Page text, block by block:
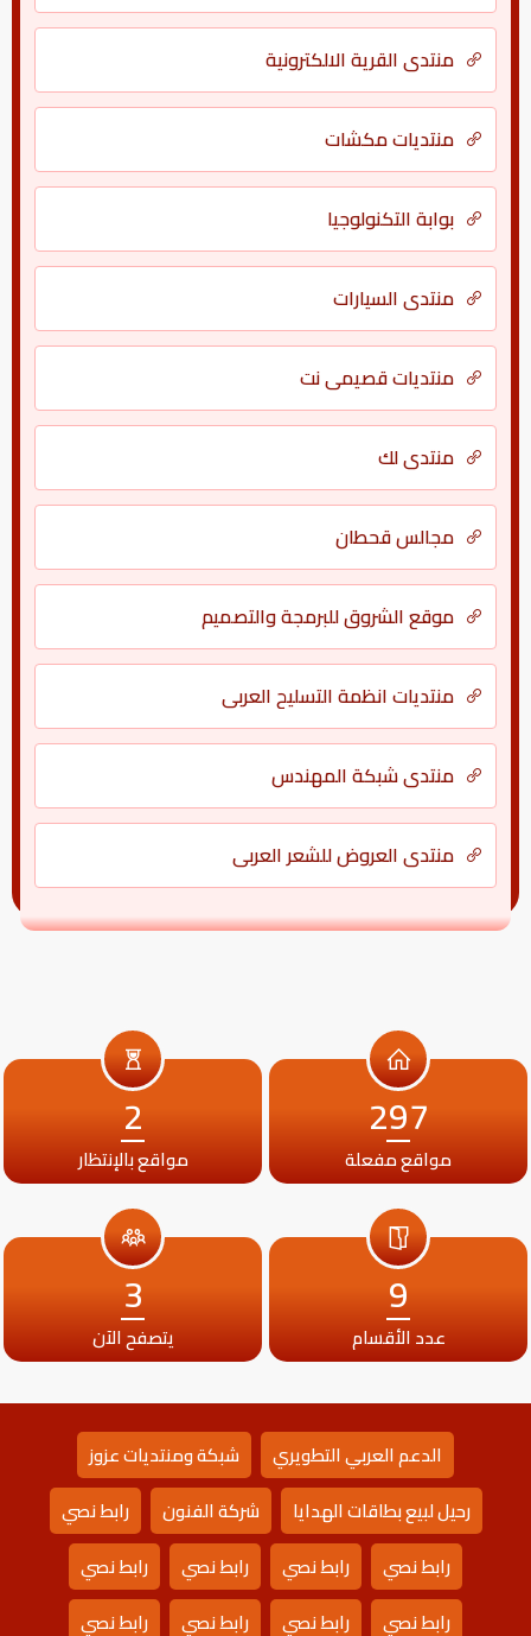
منتدي القرية الالكترونية
منتديات مكشات
بوابة التكنولوجيا
منتدى السيارات
منتديات قصيمي نت
منتدى لك
مجالس قحطان
موقع الشروق للبرمجة والتصميم
منتديات انظمة التسليح العربي
منتدى شبكة المهندس
منتدي العروض للشعر العربي
297
مواقع مفعلة
2
مواقع بالإنتظار
9
عدد الأقسام
3
يتصفح الآن
الدعم العربي التطويري
شبكة ومنتديات عزوز
رحيل لبيع بطاقات الهدايا
شركة الفنون
رابط نصي
رابط نصي
رابط نصي رابط نصي
رابط نصي
رابط نصي
رابط نصي رابط نصي رابط نصي